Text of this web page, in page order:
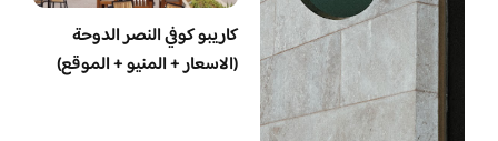
كاريبو كوفي النصر الدوحة
(الاسعار + المنيو + الموقع)